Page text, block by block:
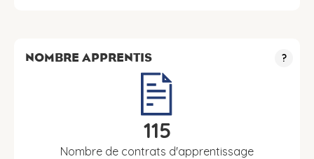
NOMBRE APPRENTIS ?
115
Nombre de contrats d'apprentissage